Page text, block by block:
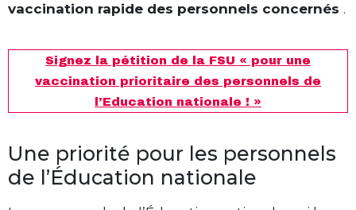
vaccination rapide des personnels concernés .
Signez la pétition de la FSU « pour une
vaccination prioritaire des personnels de
l’Education nationale ! »
Une priorité pour les personnels
de l’Éducation nationale